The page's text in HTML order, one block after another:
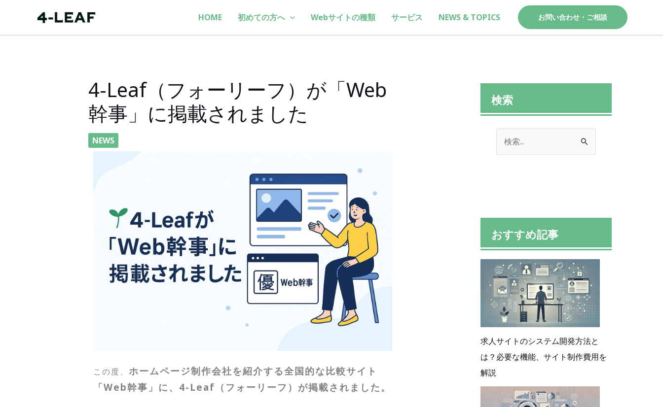
HOME 初めての方へ Webサイトの種類 サービス NEWS & TOPICS お問い合わせ・ご相談
4-Leaf（フォーリーフ）が「Web
幹事」に掲載されました
NEWS
この度、 ホームページ制作会社を紹介する全国的な比較サイト
「Web幹事」に、4-Leaf（フォーリーフ）が掲載されました。
検索
おすすめ記事
求人サイトのシステム開発方法と
は？必要な機能、サイト制作費用を
解説